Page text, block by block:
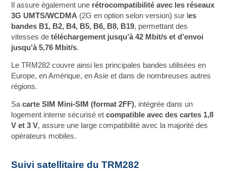
Il assure également une rétrocompatibilité avec les réseaux
3G UMTS/WCDMA (2G en option selon version) sur les
bandes B1, B2, B4, B5, B6, B8, B19, permettant des
vitesses detéléchargement jusqu’à 42 Mbit/s et d’envoi
jusqu’à 5,76 Mbit/s.
Le TRM282 couvre ainsi les principales bandes utilisées en
Europe, en Amérique, en Asie et dans de nombreuses autres
régions.
Sacarte SIM Mini‑SIM (format 2FF), intégrée dans un
logement interne sécurisé etcompatible avec des cartes 1,8
V et 3 V, assure une large compatibilité avec la majorité des
opérateurs mobiles.
Suivi satellitaire du TRM282